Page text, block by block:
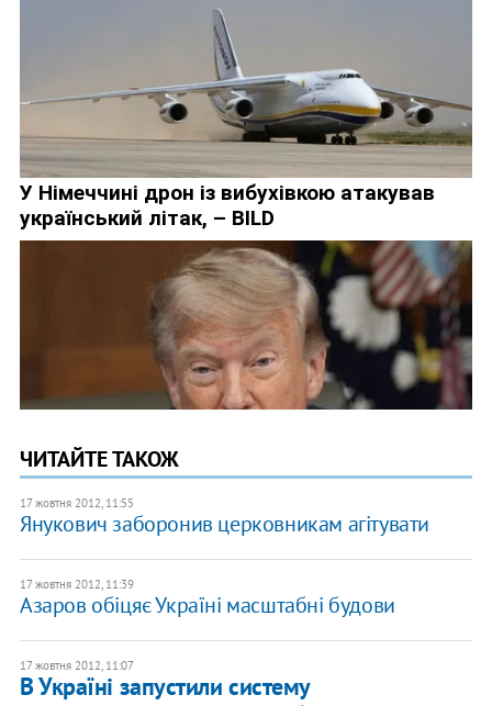
ЧИТАЙТЕ ТАКОЖ
17 жовтня 2012, 11:55
Янукович заборонив церковникам агітувати
17 жовтня 2012, 11:39
Азаров обіцяє Україні масштабні будови
17 жовтня 2012, 11:07
В Україні запустили систему